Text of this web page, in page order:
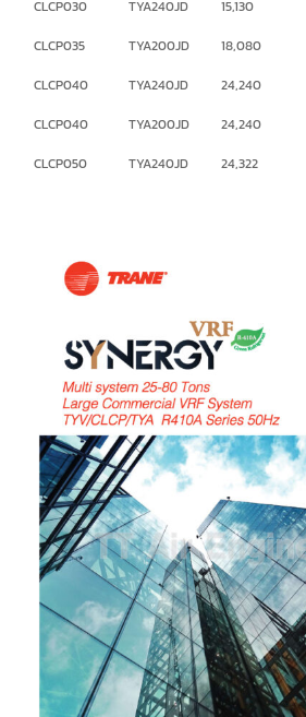
CLCP030
TYA240JD 15,130
CLCP035
TYA200JD 18,080
CLCP040
TYA240JD 24,240
CLCP040
TYA200JD 24,240
CLCP050
TYA240JD 24,322